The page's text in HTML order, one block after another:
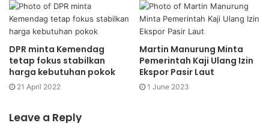
DPR minta Kemendag
tetap fokus stabilkan
harga kebutuhan pokok
21 April 2022
Martin Manurung Minta
Pemerintah Kaji Ulang Izin
Ekspor Pasir Laut
1 June 2023
Leave a Reply